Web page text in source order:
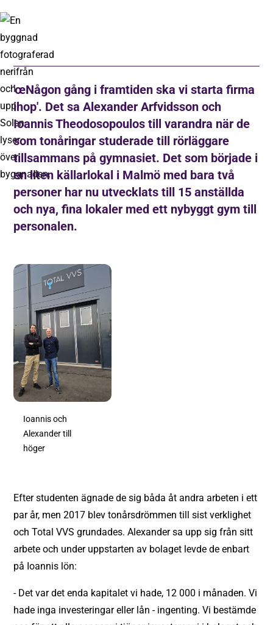
'œNågon gång i framtiden ska vi starta firma
ihop'. Det sa Alexander Arfvidsson och
Ioannis Theodosopoulos till varandra när de
som tonåringar studerade till rörläggare
tillsammans på gymnasiet. Det som började i
en liten källarlokal i Malmö med bara två
personer har nu utvecklats till 15 anställda
och nya, fina lokaler med ett nybyggt gym till
personalen.
Ioannis och
Alexander till
höger
Efter studenten ägnade de sig båda åt andra arbeten i ett
par år, men 2017 blev tonårsdrömmen till sist verklighet
och Total VVS grundades. Alexander sa upp sig från sitt
arbete och under uppstarten av bolaget levde de enbart
på Ioannis lön:
- Det var det enda kapitalet vi hade, 12 000 i månaden. Vi
hade inga investeringar eller lån - ingenting. Vi bestämde